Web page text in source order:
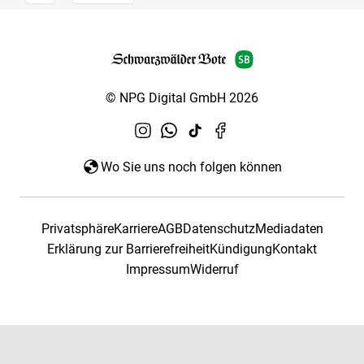
© NPG Digital GmbH 2026
Wo Sie uns noch folgen können
PrivatsphäreKarriereAGBDatenschutzMediadaten
Erklärung zur BarrierefreiheitKündigungKontakt
ImpressumWiderruf